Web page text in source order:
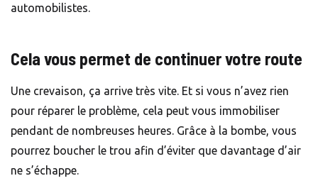
automobilistes.
Cela vous permet de continuer votre route
Une crevaison, ça arrive très vite. Et si vous n’avez rien
pour réparer le problème, cela peut vous immobiliser
pendant de nombreuses heures. Grâce à la bombe, vous
pourrez boucher le trou afin d’éviter que davantage d’air
ne s’échappe.